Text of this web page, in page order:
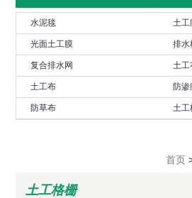
水泥毯 土工
光面土工膜 排水
复合排水网 土工
土工布 防渗
防草布 土工
首页
土工格栅